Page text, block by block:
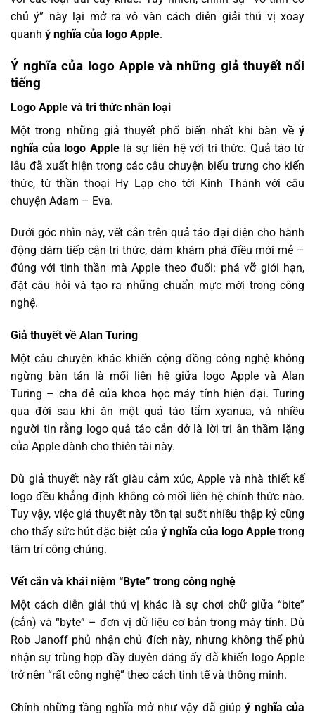
chủ ý” này lại mở ra vô vàn cách diễn giải thú vị xoay
quanh ý nghĩa của logo Apple.
Ý nghĩa của logo Apple và những giả thuyết nổi
tiếng
Logo Apple và tri thức nhân loại
Một trong những giả thuyết phổ biến nhất khi bàn về ý
nghĩa của logo Applelà sự liên hệ với tri thức. Quả táo từ
lâu đã xuất hiện trong các câu chuyện biểu trưng cho kiến
thức, từ thần thoại Hy Lạp cho tới Kinh Thánh với câu
chuyện Adam – Eva.
Dưới góc nhìn này, vết cắn trên quả táo đại diện cho hành
động dám tiếp cận tri thức, dám khám phá điều mới mẻ –
đúng với tinh thần mà Apple theo đuổi: phá vỡ giới hạn,
đặt câu hỏi và tạo ra những chuẩn mực mới trong công
nghệ.
Giả thuyết về Alan Turing
Một câu chuyện khác khiến cộng đồng công nghệ không
ngừng bàn tán là mối liên hệ giữa logo Apple và Alan
Turing – cha đẻ của khoa học máy tính hiện đại. Turing
qua đời sau khi ăn một quả táo tẩm xyanua, và nhiều
người tin rằng logo quả táo cắn dở là lời tri ân thầm lặng
của Apple dành cho thiên tài này.
Dù giả thuyết này rất giàu cảm xúc, Apple và nhà thiết kế
logo đều khẳng định không có mối liên hệ chính thức nào.
Tuy vậy, việc giả thuyết này tồn tại suốt nhiều thập kỷ cũng
cho thấy sức hút đặc biệt của ý nghĩa của logo Appletrong
tâm trí công chúng.
Vết cắn và khái niệm “Byte” trong công nghệ
Một cách diễn giải thú vị khác là sự chơi chữ giữa “bite”
(cắn) và “byte” – đơn vị dữ liệu cơ bản trong máy tính. Dù
Rob Janoff phủ nhận chủ đích này, nhưng không thể phủ
nhận sự trùng hợp đầy duyên dáng ấy đã khiến logo Apple
trở nên “rất công nghệ” theo cách tinh tế và thông minh.
Chính những tầng nghĩa mở như vậy đã giúpý nghĩa của